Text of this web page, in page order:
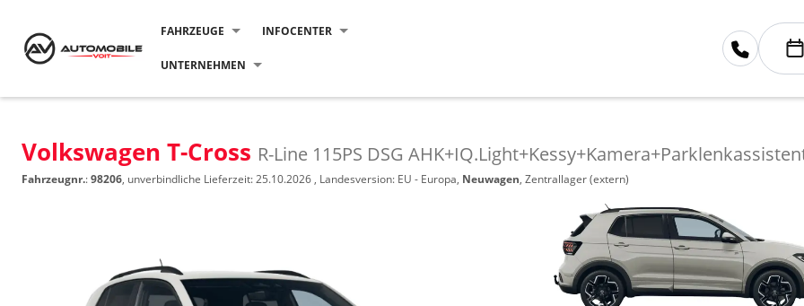
FAHRZEUGE INFOCENTER
UNTERNEHMEN
Volkswagen T-Cross R-Line 115PS DSG
Fahrzeugnr.:98206, unverbindliche Lieferzeit:25.10.2026 , Landesversion: EU - Europa, Neuwagen, Zentrallager (extern)